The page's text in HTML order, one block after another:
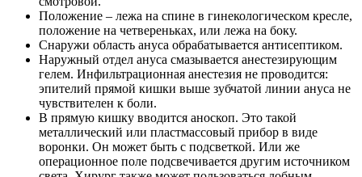
Положение – лежа на спине в гинекологическом кресле,
положение на четвереньках, или лежа на боку.
Снаружи область ануса обрабатывается антисептиком.
Наружный отдел ануса смазывается анестезирующим
гелем. Инфильтрационная анестезия не проводится:
эпителий прямой кишки выше зубчатой линии ануса не
чувствителен к боли.
В прямую кишку вводится аноскоп. Это такой
металлический или пластмассовый прибор в виде
воронки. Он может быть с подсветкой. Или же
операционное поле подсвечивается другим источником